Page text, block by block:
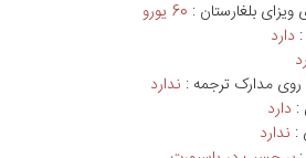
ویزای سفارت بلغارستان ، هزینه ی ویزای
نگاری و غیره برای شما فراهم گردیده است.
که با ویزای بلغارستان به کدام کشورها
به پاسخ خود خواهید رسید. برای سفر به
بلغارستان : 60 يورو
: دارد
روی مدارک ترجمه : ندارد
: دارد
: ندارد